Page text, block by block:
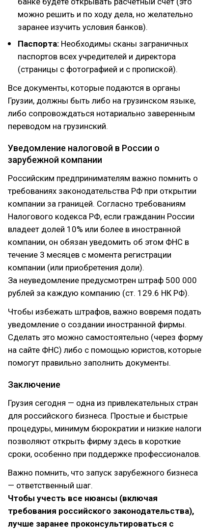
можно решить и по ходу дела, но желательно
заранее изучить условия банков).
Паспорта: Необходимы сканы заграничных
паспортов всех учредителей и директора
(страницы с фотографией и с пропиской).
Все документы, которые подаются в органы
Грузии, должны быть либо на грузинском языке,
либо сопровождаться нотариально заверенным
переводом на грузинский.
Уведомление налоговой в России о
зарубежной компании
Российским предпринимателям важно помнить о
требованиях законодательства РФ при открытии
компании за границей. Согласно требованиям
Налогового кодекса РФ, если гражданин России
владеет долей 10% или более в иностранной
компании, он обязан уведомить об этом ФНС в
течение 3 месяцев с момента регистрации
компании (или приобретения доли).
За неуведомление предусмотрен штраф 500 000
рублей за каждую компанию (ст. 129.6 НК РФ).
Чтобы избежать штрафов, важно вовремя подать
уведомление о создании иностранной фирмы.
Сделать это можно самостоятельно (через форму
на сайте ФНС) либо с помощью юристов, которые
помогут правильно заполнить документы.
Заключение
Грузия сегодня — одна из привлекательных стран
для российского бизнеса. Простые и быстрые
процедуры, минимум бюрократии и низкие налоги
позволяют открыть фирму здесь в короткие
сроки, особенно при поддержке профессионалов.
Важно помнить, что запуск зарубежного бизнеса
— ответственный шаг.
Чтобы учесть все нюансы (включая
требования российского законодательства),
лучше заранее проконсультироваться с